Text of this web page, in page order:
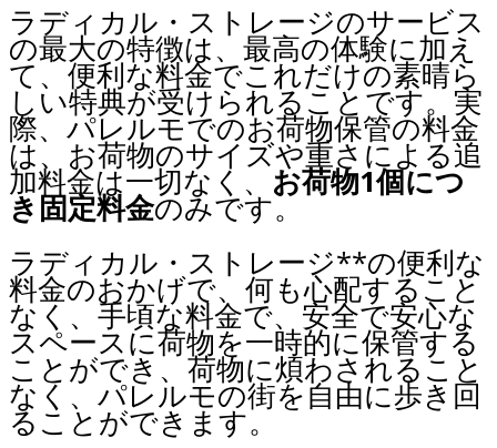
ラディカル・ストレージのサービス
の最大の特徴は、最高の体験に加え
て、便利な料金でこれだけの素晴ら
しい特典が受けられることです。実
際、パレルモでのお荷物保管の料金
は、お荷物のサイズや重さによる追
加料金は一切なく、 お荷物1個につ
き固定料金のみです。
ラディカル・ストレージ**の便利な
料金のおかげで、何も心配すること
なく、手頃な料金で、安全で安心な
スペースに荷物を一時的に保管する
ことができ、荷物に煩わされること
なく、パレルモの街を自由に歩き回
ることができます。